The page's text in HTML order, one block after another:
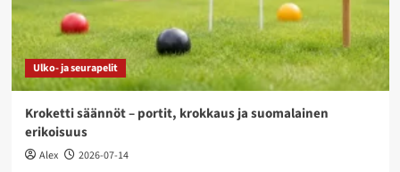
Ulko- ja seurapelit
Kroketti säännöt – portit, krokkaus ja suomalainen
erikoisuus
Alex 2026-07-14